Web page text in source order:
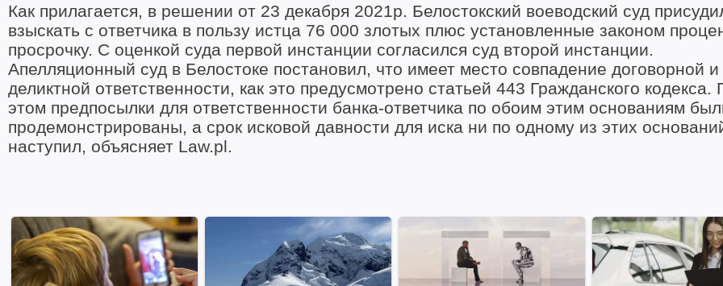
Как прилагается, в решении от 23 декабря 2021р. Белостокский воеводский суд
взыскать с ответчика в пользу истца 76 000 злотых плюс установленные законом
просрочку. С оценкой суда первой инстанции согласился суд второй инстанции.
Апелляционный суд в Белостоке постановил, что имеет место совпадение договорной и
деликтной ответственности, как это предусмотрено статьей 443 Гражданского кодекса.
этом предпосылки для ответственности банка-ответчика по обоим этим основаниям
продемонстрированы, а срок исковой давности для иска ни по одному из этих
наступил, объясняет Law.pl.